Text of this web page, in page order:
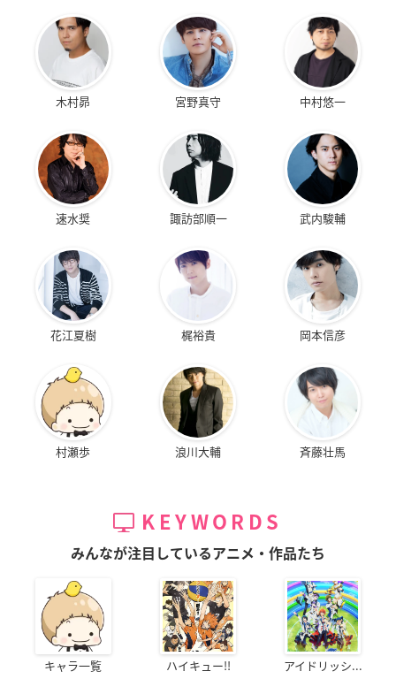
木村昴 宮野真守 中村悠一
速水奨 諏訪部順一 武内駿輔
花江夏樹 梶裕貴 岡本信彦
村瀬歩 浪川大輔 斉藤壮馬
KEYWORDS
みんなが注目しているアニメ・作品たち
キャラ一覧 ハイキュー!! アイドリッシ...